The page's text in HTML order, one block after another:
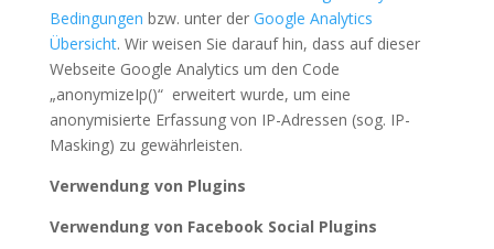
Bedingungen bzw. unter der Google Analytics
Übersicht. Wir weisen Sie darauf hin, dass auf dieser
Webseite Google Analytics um den Code
„anonymizeIp()“ erweitert wurde, um eine
anonymisierte Erfassung von IP-Adressen (sog. IP-
Masking) zu gewährleisten.
Verwendung von Plugins
Verwendung von Facebook Social Plugins